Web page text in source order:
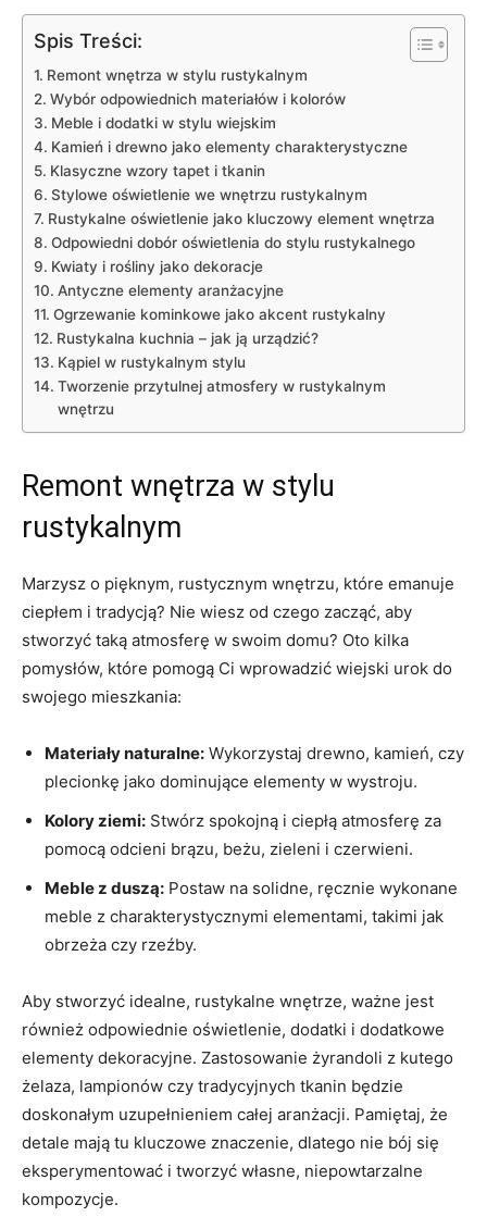
Spis Treści:
Remont wnętrza w stylu rustykalnym
Wybór odpowiednich materiałów i kolorów
Meble i⁣ dodatki w stylu wiejskim
Kamień i drewno ‍jako elementy charakterystyczne
Klasyczne wzory tapet i tkanin
Stylowe oświetlenie we wnętrzu rustykalnym
Rustykalne oświetlenie jako kluczowy element wnętrza
Odpowiedni dobór oświetlenia do stylu‍ rustykalnego
Kwiaty i rośliny jako dekoracje
Antyczne elementy aranżacyjne
Ogrzewanie kominkowe jako akcent rustykalny
Rustykalna kuchnia – jak ją urządzić?
Kąpiel‍ w rustykalnym stylu
Tworzenie przytulnej atmosfery w rustykalnym
wnętrzu
Remont wnętrza w stylu
rustykalnym
Marzysz o pięknym, rustycznym wnętrzu, które emanuje
ciepłem i tradycją?⁣ Nie wiesz od czego zacząć, aby
stworzyć taką atmosferę w swoim domu? Oto kilka
pomysłów, które pomogą Ci wprowadzić wiejski urok do
swojego mieszkania:
Materiały ⁤naturalne: Wykorzystaj drewno, kamień, czy
plecionkę jako dominujące elementy w wystroju.
Kolory​ ziemi: Stwórz spokojną ‌i ciepłą atmosferę za
pomocą odcieni brązu, beżu, zieleni i ​czerwieni.
Meble z duszą: Postaw na solidne, ręcznie wykonane
meble z charakterystycznymi elementami, takimi jak⁢
obrzeża czy rzeźby.
Aby stworzyć ​idealne, rustykalne wnętrze, ważne jest⁤
również odpowiednie oświetlenie, dodatki i dodatkowe
elementy dekoracyjne. Zastosowanie żyrandoli z kutego
żelaza, lampionów czy tradycyjnych tkanin będzie
doskonałym uzupełnieniem całej aranżacji. Pamiętaj, że
detale ⁢mają tu​ kluczowe znaczenie, dlatego nie bój⁢ się
⁢eksperymentować i tworzyć własne, niepowtarzalne
kompozycje.